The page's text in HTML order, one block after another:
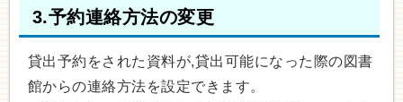
3.予約連絡方法の変更
貸出予約をされた資料が,貸出可能になった際の図書
館からの連絡方法を設定できます。